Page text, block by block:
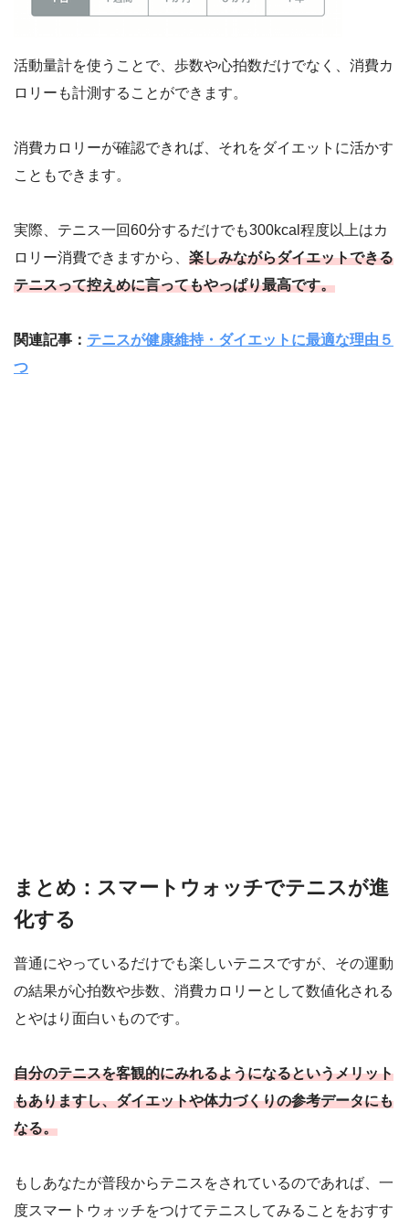
活動量計を使うことで、歩数や心拍数だけでなく、消費カ
ロリーも計測することができます。
消費カロリーが確認できれば、それをダイエットに活かす
こともできます。
実際、テニス一回60分するだけでも300kcal程度以上はカ
ロリー消費できますから、 楽しみながらダイエットできる
テニスって控えめに言ってもやっぱり最高です。
関連記事： テニスが健康維持・ダイエットに最適な理由５
つ
まとめ：スマートウォッチでテニスが進
化する
普通にやっているだけでも楽しいテニスですが、その運動
の結果が心拍数や歩数、消費カロリーとして数値化される
とやはり面白いものです。
自分のテニスを客観的にみれるようになるというメリット
もありますし、ダイエットや体力づくりの参考データにも
なる。
もしあなたが普段からテニスをされているのであれば、一
度スマートウォッチをつけてテニスしてみることをおすす